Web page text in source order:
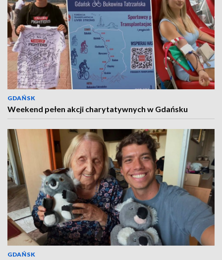
GDAŃSK
Weekend pełen akcji charytatywnych w Gdańsku
GDAŃSK